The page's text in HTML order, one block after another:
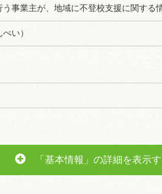
事業主が、地域に不登校支援に関する
い）
「基本情報」の詳細を表示す